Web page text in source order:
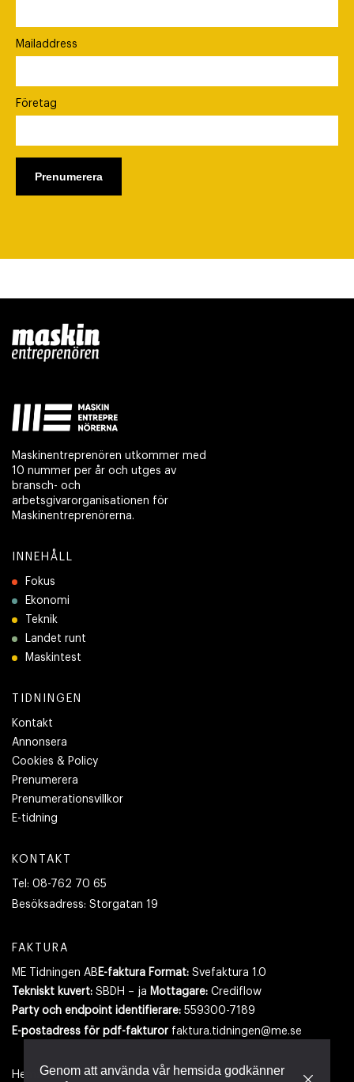
Mailaddress
Företag
Maskinentreprenören utkommer med
10 nummer per år och utges av
bransch- och
arbetsgivarorganisationen för
Maskinentreprenörerna.
INNEHÅLL
Fokus
Ekonomi
Teknik
Landet runt
Maskintest
TIDNINGEN
Kontakt
Annonsera
Cookies & Policy
Prenumerera
Prenumerationsvillkor
E-tidning
KONTAKT
Tel: 08-762 70 65
Besöksadress: Storgatan 19
FAKTURA
ME Tidningen AB E-faktura Format: Svefaktura 1.0
Tekniskt kuvert: SBDH – ja Mottagare: Crediflow
Party och endpoint identifierare: 559300-7189
E-postadress för pdf-fakturor faktura.tidningen@me.se
Hemsidan använder cookies.Läs mer
Genom att använda vår hemsida godkänner